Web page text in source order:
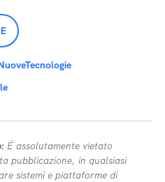
É assolutamente vietato
pubblicazione, in qualsiasi
sistemi e piattaforme di